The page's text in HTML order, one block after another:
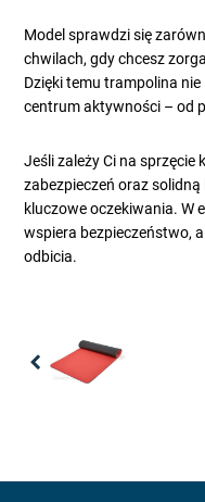
Model sprawdzi się
chwilach, gdy chcesz
Dzięki temu trampolina nie
centrum aktywności – od
Jeśli zależy Ci na
zabezpieczeń oraz solidną
kluczowe oczekiwania. W
wspiera bezpieczeństwo,
odbicia.